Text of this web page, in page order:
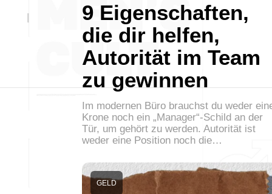
9 Eigenschaften,
die dir helfen,
Autorität im Team
zu gewinnen
Im modernen Büro brauchst du weder
Krone noch ein „Manager“-Schild an der
Tür, um gehört zu werden. Autorität ist
weder eine Position noch die…
GELD